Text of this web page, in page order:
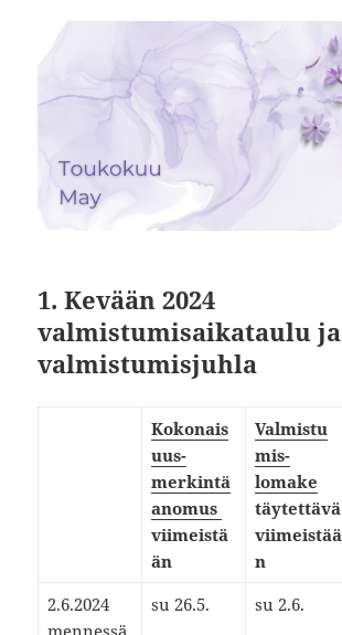
1. Kevään 2024
valmistumisaikataulu ja
valmistumisjuhla
Kokonais
uus-
merkintä
anomus
viimeistä
än
Valmistu
mis-
lomake
täytettävä
viimeistää
n
2.6.2024
mennessä
su 26.5. su 2.6.